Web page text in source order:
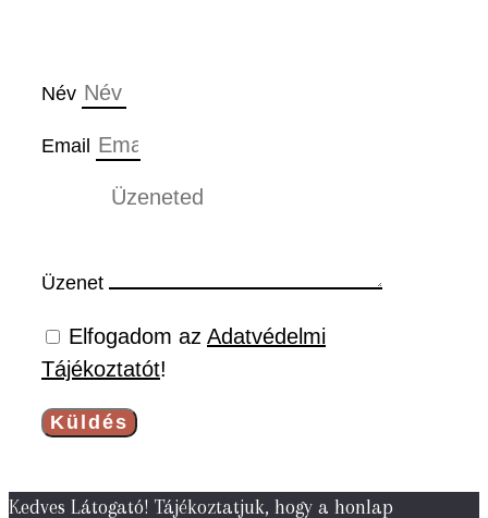
Név
Email
Üzenet
Elfogadom az Adatvédelmi
Tájékoztatót!
Küldés
Kedves Látogató! Tájékoztatjuk, hogy a honlap